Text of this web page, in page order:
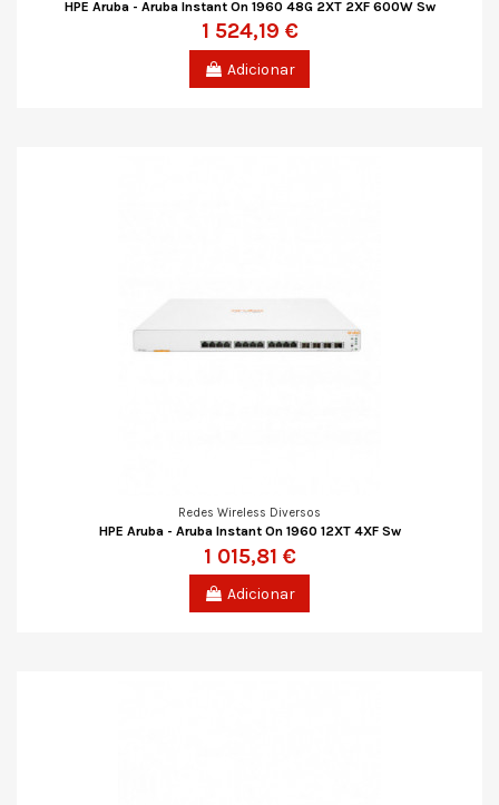
HPE Aruba - Aruba Instant On 1960 48G 2XT 2XF 600W Sw
1 524,19 €
Adicionar
Redes Wireless Diversos
HPE Aruba - Aruba Instant On 1960 12XT 4XF Sw
1 015,81 €
Adicionar